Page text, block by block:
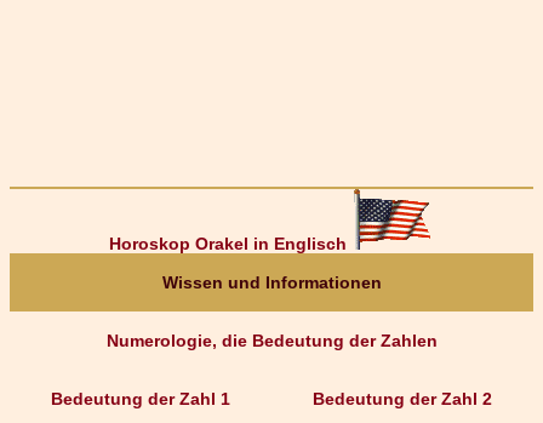
Horoskop Orakel in Englisch
Wissen und Informationen
Numerologie, die Bedeutung der Zahlen
Bedeutung der Zahl 1 Bedeutung der Zahl 2